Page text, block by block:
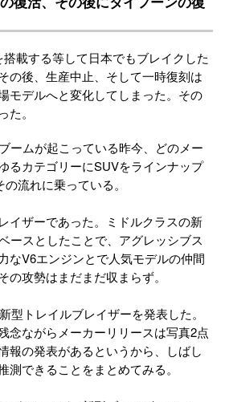
載する等して日本でもブレイクした
の後、生産中止、そして一時復刻は
モデルへと変化してしまった。その
。
ームが起こっている昨今、どのメー
るカテゴリーにSUVをラインナップ
流れに乗っている。
イザーであった。ミドルクラスの新
ースとしたことで、アグレッシブス
なV6エンジンとで人気モデルの仲間
の攻勢はまだまだ収まらず。
型トレイルブレイザーを発表した。
念ながらメーカーリリースは写真2点
報の発表があるというから、しばし
測できることをまとめてみる。